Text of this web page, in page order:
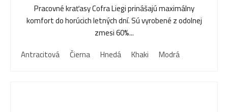
Pracovné kraťasy Cofra Liegi prinášajú maximálny
komfort do horúcich letných dní. Sú vyrobené z odolnej
zmesi 60%...
Antracitová
Čierna Hnedá Khaki Modrá